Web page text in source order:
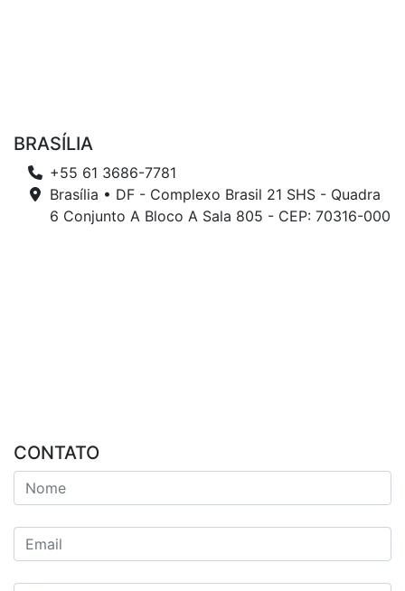
BRASÍLIA
+55 61 3686-7781
Brasília • DF - Complexo Brasil 21 SHS - Quadra
6 Conjunto A Bloco A Sala 805 - CEP: 70316-000
CONTATO